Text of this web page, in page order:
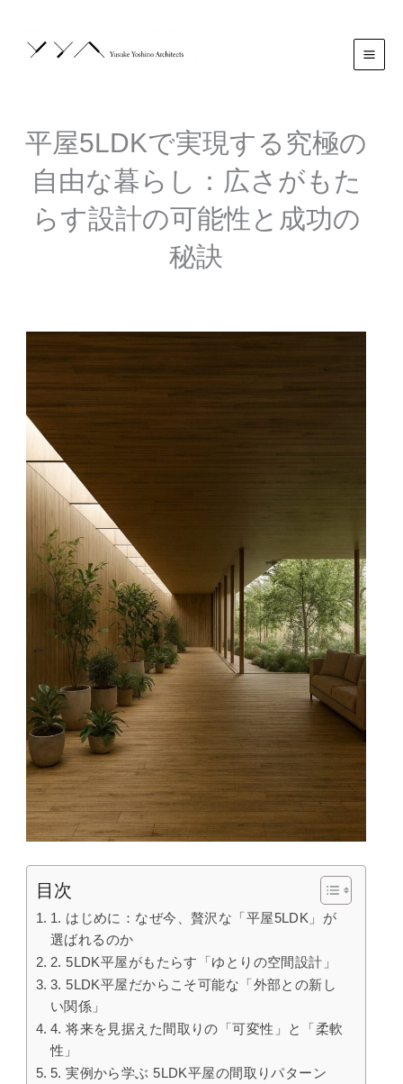
平屋5LDKで実現する究極の
自由な暮らし：広さがもた
らす設計の可能性と成功の
秘訣
目次
1. はじめに：なぜ今、贅沢な「平屋5LDK」が
選ばれるのか
2. 5LDK平屋がもたらす「ゆとりの空間設計」
3. 5LDK平屋だからこそ可能な「外部との新し
い関係」
4. 将来を見据えた間取りの「可変性」と「柔軟
性」
5. 実例から学ぶ 5LDK平屋の間取りパターン